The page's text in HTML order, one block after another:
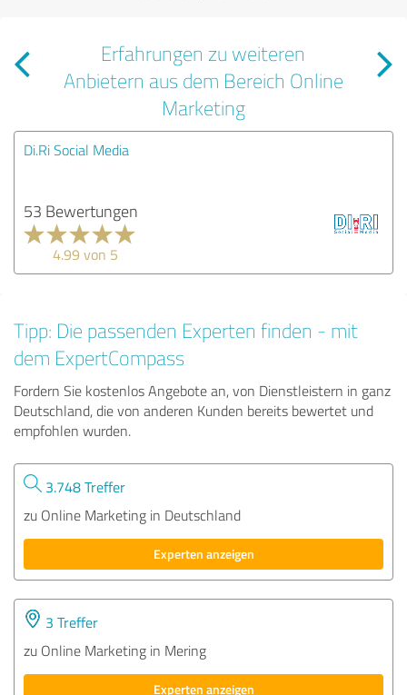
Erfahrungen zu weiteren
Anbietern aus dem Bereich Online
Marketing
Di.Ri Social Media
53 Bewertungen
4.99 von 5
Tipp: Die passenden Experten finden - mit
dem ExpertCompass
Fordern Sie kostenlos Angebote an, von Dienstleistern in ganz
Deutschland, die von anderen Kunden bereits bewertet und
empfohlen wurden.
3.748 Treffer
zu Online Marketing in Deutschland
Experten anzeigen
3 Treffer
zu Online Marketing in Mering
Experten anzeigen